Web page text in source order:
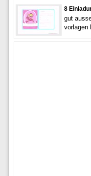
8
gut
vorlagen